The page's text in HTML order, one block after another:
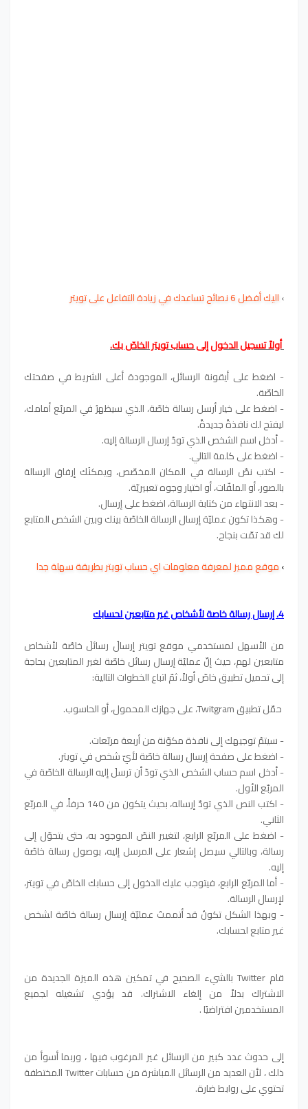
›اليك أفضل 6 نصائح تساعدك في زيادة التفاعل على تويتر
أولاً تسجيل الدخول إلى حساب تويتر الخاصّ بك.
- اضغط على أيقونة الرسائل، الموجودة أعلى الشريط في صفحتك
الخاصّة.
- اضغط على خيار أرسل رسالة خاصّة، الذي سيظهرُ في المربّع أمامك،
ليفتح لك نافذةً جديدةً.
- أدخل اسم الشخص الذي تودّ إرسال الرسالة إليه.
- اضغط على كلمة التالي.
- اكتب نصّ الرسالة في المكان المخصّص، ويمكنُك إرفاق الرسالة
بالصور، أو الملفّات، أو اختيار وجوه تعبيريّة.
- بعد الانتهاء من كتابة الرسالة، اضغط على إرسال.
- وهكذا تكون عمليّة إرسال الرسالة الخاصّة بينك وبين الشخص المتابع
لك قد تمّت بنجاح.
›موقع مميز لمعرفة معلومات اي حساب تويتر بطريقة سهلة جدا
4. إرسال رسالة خاصة لأشخاص غير متابعين لحسابك
من الأسهل لمستخدمي موقع تويتر إرسالُ رسائلَ خاصّة لأشخاص
متابعين لهم، حيث إنّ عمليّة إرسال رسائل خاصّة لغير المتابعين بحاجة
إلى تحميل تطبيق خاصّ أولاً، ثمّ اتباع الخطوات التالية:
حمّل تطبيق Twitgram، على جهازك المحمول، أو الحاسوب.
- سيتمّ توجيهك إلى نافذة مكوّنة من أربعة مربّعات.
- اضغط على صفحة إرسال رسالة خاصّة لأيّ شخص في تويتر.
- أدخل اسم حساب الشخص الذي تودّ أن ترسلَ إليه الرسالة الخاصّة في
المربّع الأول.
- اكتب النص الذي تودّ إرساله، بحيث يتكون من 140 حرفاً، في المربّع
الثاني.
- اضغط على المربّع الرابع، لتغيير النصّ الموجود به، حتى يتحوّل إلى
رسالة، وبالتالي سيصل إشعار على المرسل إليه، بوصول رسالة خاصّة
إليه.
- أما المربّع الرابع، فيتوجب عليك الدخول إلى حسابك الخاصّ في تويتر،
لإرسال الرسالة.
- وبهذا الشكل تكونُ قد أتممتَ عمليّة إرسال رسالة خاصّة لشخص
غير متابع لحسابك.
قام Twitter بالشيء الصحيح في تمكين هذه الميزة الجديدة من
الاشتراك بدلاً من إلغاء الاشتراك. قد يؤدي تشغيله لجميع
المستخدمين افتراضيًا .
إلى حدوث عدد كبير من الرسائل غير المرغوب فيها ، وربما أسوأ من
ذلك ، لأن العديد من الرسائل المباشرة من حسابات Twitter المختطفة
تحتوي على روابط ضارة.